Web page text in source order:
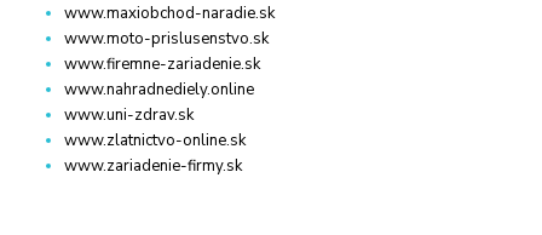
www.maxiobchod-naradie.sk
www.moto-prislusenstvo.sk
www.firemne-zariadenie.sk
www.nahradnediely.online
www.uni-zdrav.sk
www.zlatnictvo-online.sk
www.zariadenie-firmy.sk